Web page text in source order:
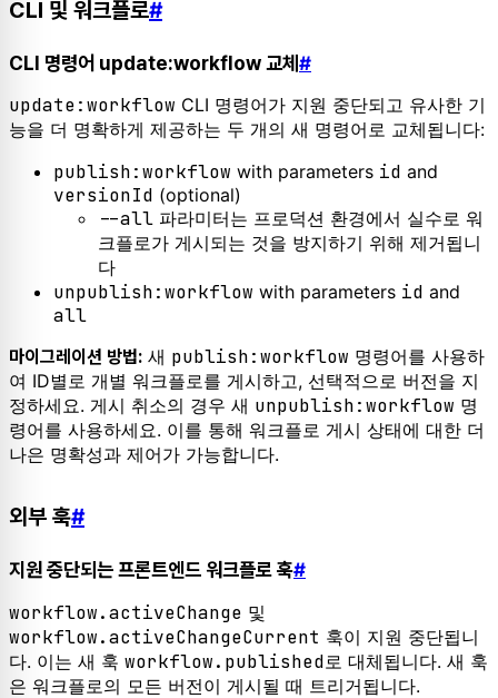
CLI 및 워크플로#
CLI 명령어 update:workflow 교체#
update:workflow CLI 명령어가 지원 중단되고 유사한 기
능을 더 명확하게 제공하는 두 개의 새 명령어로 교체됩니다:
publish:workflow with parameters id and
versionId (optional)
--all 파라미터는 프로덕션 환경에서 실수로 워
크플로가 게시되는 것을 방지하기 위해 제거됩니
다
unpublish:workflow with parameters id and
all
마이그레이션 방법: 새 publish:workflow 명령어를 사용하
여 ID별로 개별 워크플로를 게시하고, 선택적으로 버전을 지
정하세요. 게시 취소의 경우 새 unpublish:workflow 명
령어를 사용하세요. 이를 통해 워크플로 게시 상태에 대한 더
나은 명확성과 제어가 가능합니다.
외부 훅#
지원 중단되는 프론트엔드 워크플로 훅#
workflow.activeChange 및
workflow.activeChangeCurrent 훅이 지원 중단됩니
다. 이는 새 훅 workflow.published로 대체됩니다. 새 훅
은 워크플로의 모든 버전이 게시될 때 트리거됩니다.